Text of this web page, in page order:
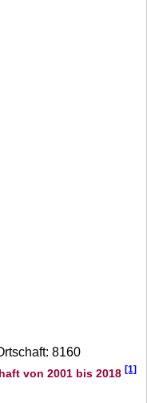
8160
von 2001 bis 2018 [1]